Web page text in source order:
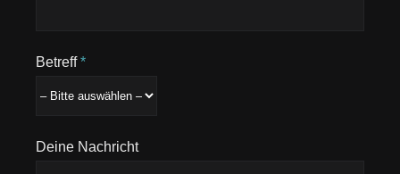
Betreff*
Deine Nachricht